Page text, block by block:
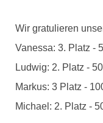
Wir gratulieren
Vanessa: 3. Platz -
Ludwig: 2. Platz -
Markus: 3 Platz -
Michael: 2. Platz -